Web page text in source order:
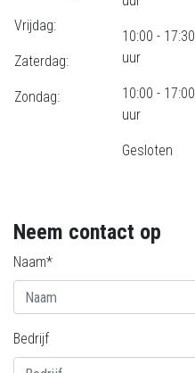
Vrijdag:
Zaterdag:
Zondag:
10:00 - 17:30
uur
10:00 - 17:00
uur
Gesloten
Neem contact op
Naam*
Bedrijf